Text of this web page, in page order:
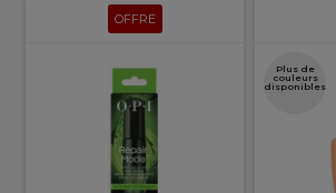
OFFRE
Plus de
couleurs
disponibles